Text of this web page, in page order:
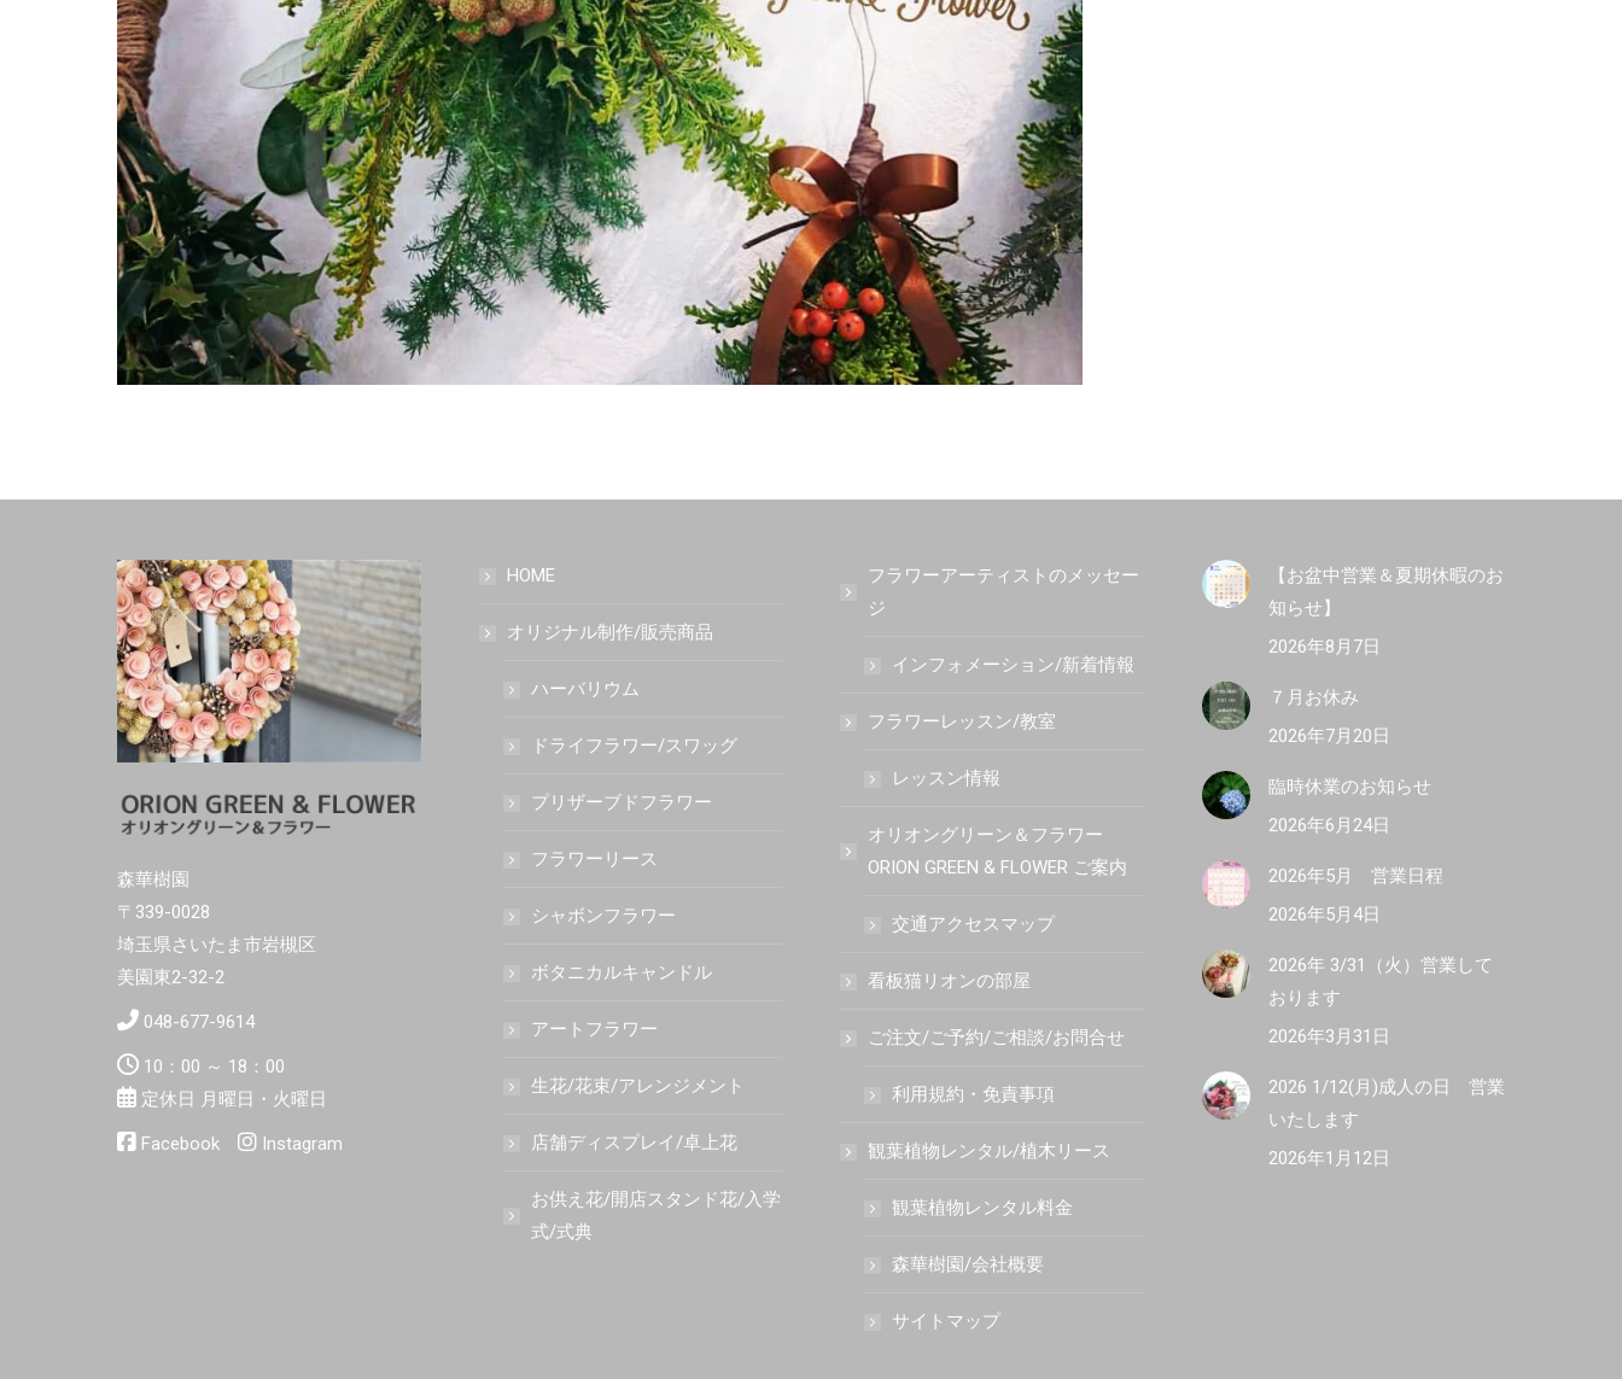
森華樹園
〒339-0028
埼玉県さいたま市岩槻区
美園東2-32-2
048-677-9614
10：00 ～ 18：00
定休日 月曜日・火曜日
Facebook Instagram
HOME
オリジナル制作/販売商品
ハーバリウム
ドライフラワー/スワッグ
プリザーブドフラワー
フラワーリース
シャボンフラワー
ボタニカルキャンドル
アートフラワー
生花/花束/アレンジメント
店舗ディスプレイ/卓上花
お供え花/開店スタンド花/入学
式/式典
フラワーアーティストのメッセー
ジ
インフォメーション/新着情報
フラワーレッスン/教室
レッスン情報
オリオングリーン＆フラワー
ORION GREEN & FLOWER ご案内
交通アクセスマップ
看板猫リオンの部屋
ご注文/ご予約/ご相談/お問合せ
利用規約・免責事項
観葉植物レンタル/植木リース
観葉植物レンタル料金
森華樹園/会社概要
サイトマップ
【お盆中営業＆夏期休暇のお
知らせ】
2026年8月7日
７月お休み
2026年7月20日
臨時休業のお知らせ
2026年6月24日
2026年5月 営業日程
2026年5月4日
2026年 3/31（火）営業して
おります
2026年3月31日
2026 1/12(月)成人の日 営業
いたします
2026年1月12日